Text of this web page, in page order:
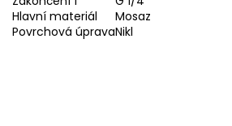
Hlavní materiál
Mosaz
Povrchová úpravaNikl